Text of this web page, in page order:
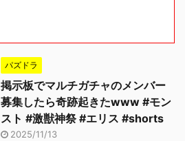
パズドラ
掲示板でマルチガチャのメンバー
募集したら奇跡起きたwww #モン
スト #激獣神祭 #エリス #shorts
2025/11/13